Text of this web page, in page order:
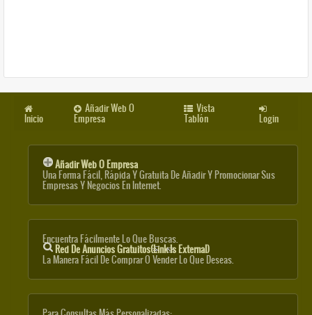
Inicio
Añadir Web O
Empresa
Vista
Tablón Login
Añadir Web O Empresa
Una Forma Fácil, Rápida Y Gratuita De Añadir Y Promocionar Sus
Empresas Y Negocios En Internet.
Encuentra Fácilmente Lo Que Buscas.
Red De Anuncios Gratuitos(link Is External)
La Manera Fácil De Comprar O Vender Lo Que Deseas.